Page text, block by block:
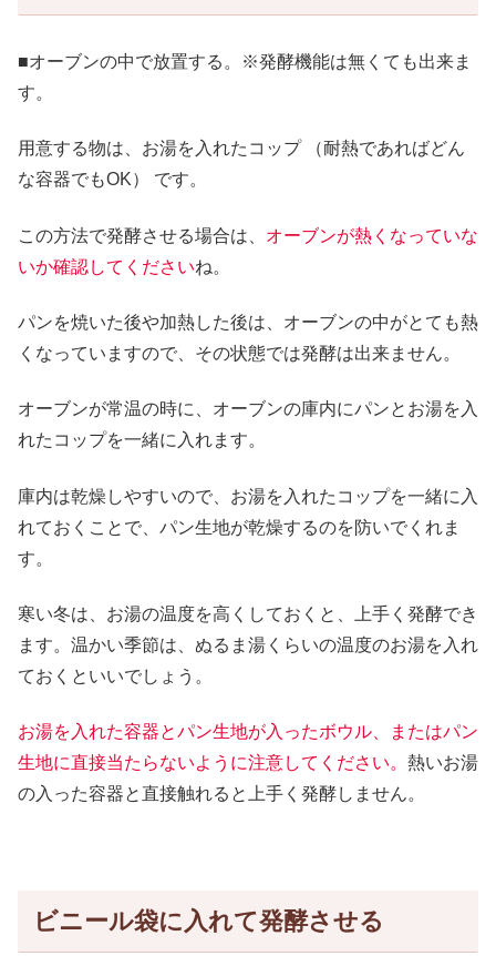
■オーブンの中で放置する。※発酵機能は無くても出来ま
す。
用意する物は、お湯を入れたコップ （耐熱であればどん
な容器でもOK） です。
この方法で発酵させる場合は、 オーブンが熱くなっていな
いか確認してくださいね。
パンを焼いた後や加熱した後は、オーブンの中がとても熱
くなっていますので、その状態では発酵は出来ません。
オーブンが常温の時に、オーブンの庫内にパンとお湯を入
れたコップを一緒に入れます。
庫内は乾燥しやすいので、お湯を入れたコップを一緒に入
れておくことで、パン生地が乾燥するのを防いでくれま
す。
寒い冬は、お湯の温度を高くしておくと、上手く発酵でき
ます。温かい季節は、ぬるま湯くらいの温度のお湯を入れ
ておくといいでしょう。
お湯を入れた容器とパン生地が入ったボウル、またはパン
生地に直接当たらないように注意してください。 熱いお湯
の入った容器と直接触れると上手く発酵しません。
ビニール袋に入れて発酵させる